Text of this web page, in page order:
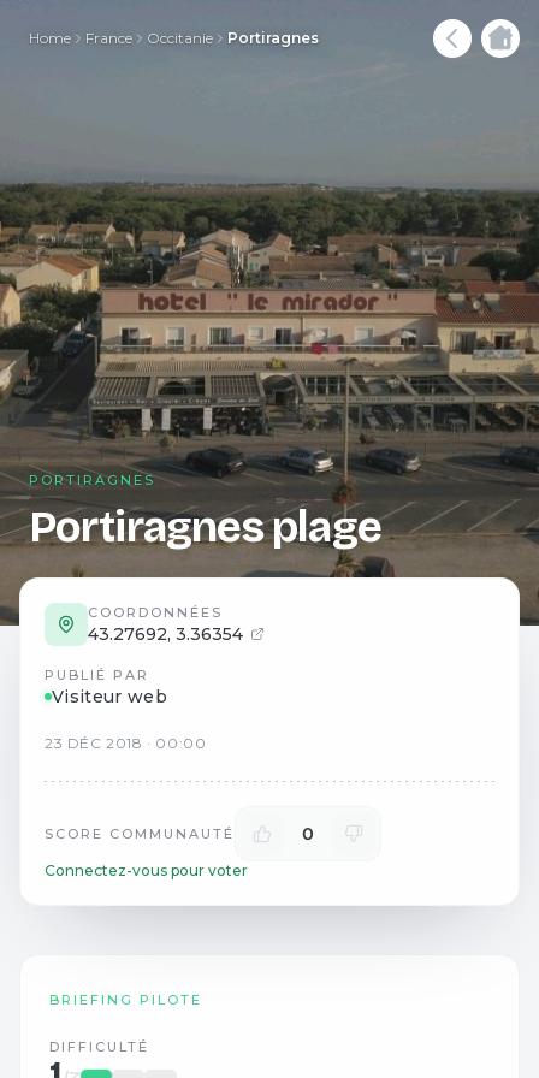
Home France Occitanie Portiragnes
PORTIRAGNES
Portiragnes plage
COORDONNÉES
43.27692, 3.36354
PUBLIÉ PAR
Visiteur web
23 DÉC 2018 · 00:00
SCORE COMMUNAUTÉ 0
Connectez-vous pour voter
BRIEFING PILOTE
DIFFICULTÉ